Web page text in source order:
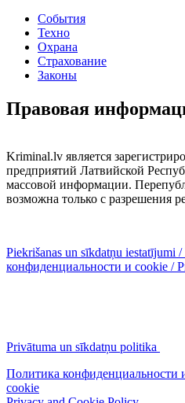
События
Техно
Охрана
Страхование
Законы
Правовая
Kriminal.lv является
предприятий Латвийской
массовой информации.
возможна только с разрешения
Piekrišanas un sīkdatņu iestatījumi
конфиденциальности и cookie /
Privātuma un sīkdatņu politika
Политика конфиденциальности
cookie